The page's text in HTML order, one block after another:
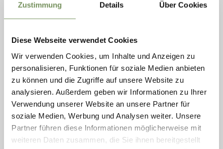
Zustimmung Details Über Cookies
Diese Webseite verwendet Cookies
Wir verwenden Cookies, um Inhalte und Anzeigen zu
personalisieren, Funktionen für soziale Medien anbieten
zu können und die Zugriffe auf unsere Website zu
analysieren. Außerdem geben wir Informationen zu Ihrer
Verwendung unserer Website an unsere Partner für
soziale Medien, Werbung und Analysen weiter. Unsere
Partner führen diese Informationen möglicherweise mit
weiteren Daten zusammen, die Sie ihnen bereitgestellt
(sehr schwer zu finden) reichen. Sogar die Einstufung der
Geländewertung wird vorgenommen, so dass direkt
Rollstuhl) oder eben Ausrüstung zum Bergen erfordert. So
ist für jeden Geschmack etwas dabei.
Eine Gemeinsamkeit haben aber alle Caches: Der mit
dem Geocaching verbundene Spaß, die Möglichkeit, sich
draußen aktiv zu bewegen und das Interesse an der
Suche und er Knobelei!
In der Gemeinde Partschins gibt es mittlerweile an die
100 Caches zu entdecken!